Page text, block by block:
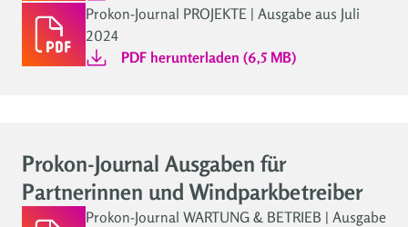
Prokon-Journal PROJEKTE | Ausgabe aus Juli
2024
PDF herunterladen (6,5 MB)
Prokon-Journal Ausgaben für
Partnerinnen und Windparkbetreiber
Prokon-Journal WARTUNG & BETRIEB | Ausgabe